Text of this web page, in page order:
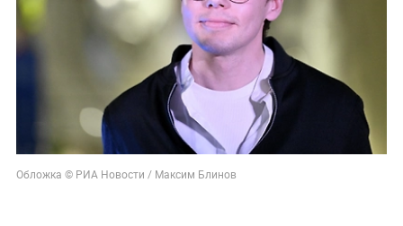
Обложка © РИА Новости / Максим Блинов